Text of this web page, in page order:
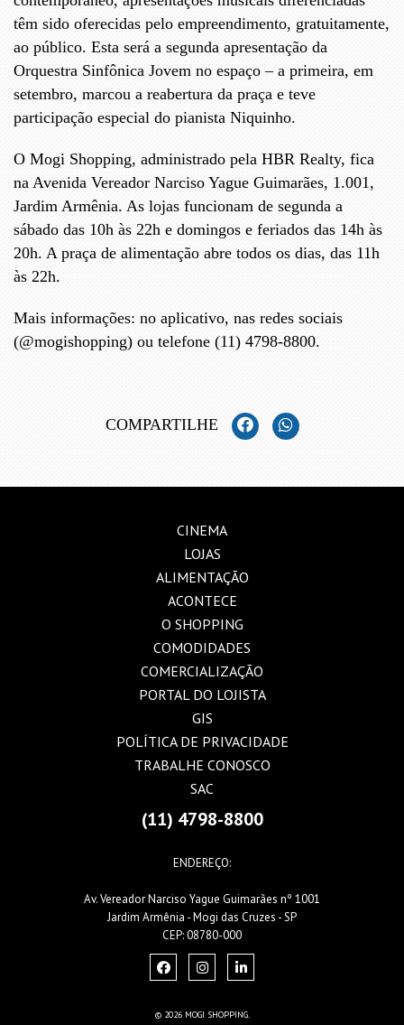
têm sido oferecidas pelo empreendimento, gratuitamente,
ao público. Esta será a segunda apresentação da
Orquestra Sinfônica Jovem no espaço – a primeira, em
setembro, marcou a reabertura da praça e teve
participação especial do pianista Niquinho.
O Mogi Shopping, administrado pela HBR Realty, fica
na Avenida Vereador Narciso Yague Guimarães, 1.001,
Jardim Armênia. As lojas funcionam de segunda a
sábado das 10h às 22h e domingos e feriados das 14h às
20h. A praça de alimentação abre todos os dias, das 11h
às 22h.
Mais informações: no aplicativo, nas redes sociais
(@mogishopping) ou telefone (11) 4798-8800.
COMPARTILHE
CINEMA
LOJAS
ALIMENTAÇÃO
ACONTECE
O SHOPPING
COMODIDADES
COMERCIALIZAÇÃO
PORTAL DO LOJISTA
GIS
POLÍTICA DE PRIVACIDADE
TRABALHE CONOSCO
SAC
(11) 4798-8800
ENDEREÇO:
Av. Vereador Narciso Yague Guimarães nº 1001
Jardim Armênia - Mogi das Cruzes - SP
CEP: 08780-000
© 2026 MOGI SHOPPING.